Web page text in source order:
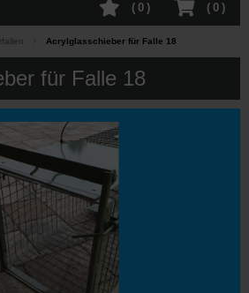
( 0 )
( 0 )
Acrylglasschieber für Falle 18
für Falle 18